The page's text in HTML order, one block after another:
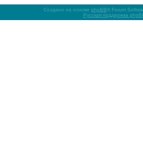
Создано на основе phpBB® Forum
Русская поддержка